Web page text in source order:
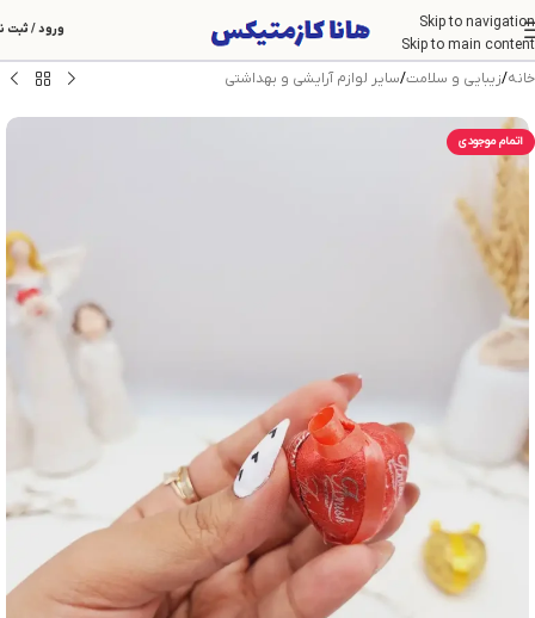
Skip to navigation
Skip to main content
ورود / ثبت
خانه/زیبایی و سلامت/سایر لوازم آرایشی و بهداشتی
اتمام موجودی